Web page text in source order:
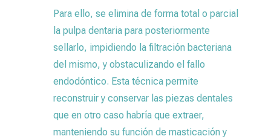
Para ello, se elimina de forma total o parcial
la pulpa dentaria para posteriormente
sellarlo, impidiendo la filtración bacteriana
del mismo, y obstaculizando el fallo
endodóntico. Esta técnica permite
reconstruir y conservar las piezas dentales
que en otro caso habría que extraer,
manteniendo su función de masticación y